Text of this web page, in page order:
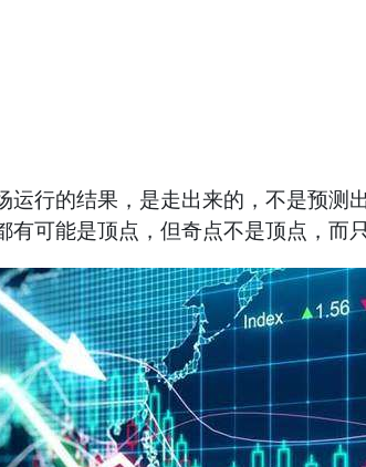
的结果，是走出来的，不是预测
可能是顶点，但奇点不是顶点，而